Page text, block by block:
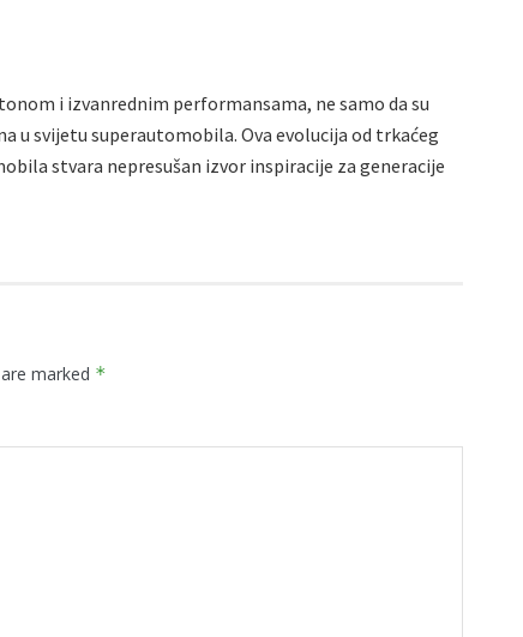
i izvanrednim performansama, ne samo da su
u svijetu superautomobila. Ova evolucija od trkaćeg
stvara nepresušan izvor inspiracije za generacije
marked *